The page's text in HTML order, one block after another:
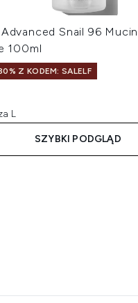
Advanced Snail 96
100ml
Z KODEM: SALELF
L
SZYBKI PODGLĄD